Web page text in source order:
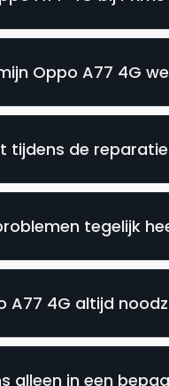
Oppo A77 4G
tijdens de
tegelijk
4G altijd
alleen in een